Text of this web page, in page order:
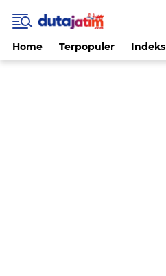
Home Terpopuler Indeks